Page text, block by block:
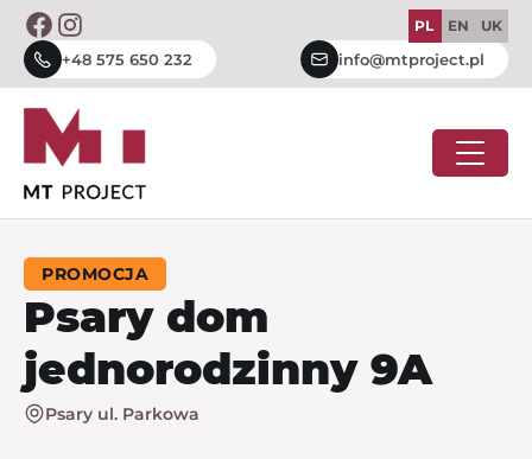
Skip
content+48 575 650 232 info@mtproject.pl
PL EN UK
PROMOCJA
Psary dom
jednorodzinny 9A
Psary ul. Parkowa